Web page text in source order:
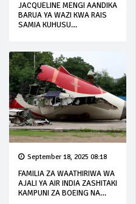
JACQUELINE MENGI AANDIKA
BARUA YA WAZI KWA RAIS
SAMIA KUHUSU
September 18, 2025 08:18
FAMILIA ZA WAATHIRIWA WA
AJALI YA AIR INDIA ZASHITAKI
KAMPUNI ZA BOEING NA